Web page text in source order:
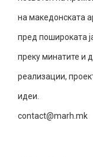
на македонската
пред пошироката
преку минатите и
реализации,
идеи.
contact@marh.mk